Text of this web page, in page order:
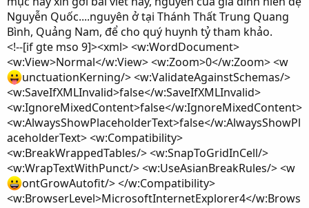
Nguyễn Quốc....nguyên ở tại Thánh Thất Trung Quang
Bình, Quảng Nam, để cho quý huynh tỷ tham khảo.
<!--[if gte mso 9]><xml> <w:WordDocument>
<w:View>Normal</w:View> <w:Zoom>0</w:Zoom> <w
unctuationKerning/> <w:ValidateAgainstSchemas/>
<w:SaveIfXMLInvalid>false</w:SaveIfXMLInvalid>
<w:IgnoreMixedContent>false</w:IgnoreMixedContent>
<w:AlwaysShowPlaceholderText>false</w:AlwaysShowPl
aceholderText> <w:Compatibility>
<w:BreakWrappedTables/> <w:SnapToGridInCell/>
<w:WrapTextWithPunct/> <w:UseAsianBreakRules/> <w
ontGrowAutofit/> </w:Compatibility>
<w:BrowserLevel>MicrosoftInternetExplorer4</w:Brows